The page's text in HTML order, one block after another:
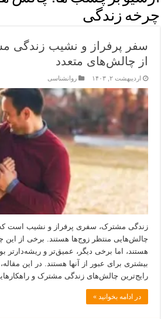
چرخه زندگی
سفر پرفراز و نشیب زندگی
از چالش‌های متعدد
اردیبهشت ۲, ۱۴۰۳ روانشناسی
زندگی مشترک، سفری پرفراز و نشیب است که
چالش‌هایی منتظر زوج‌ها هستند. برخی از این
هستند، اما برخی دیگر، عمیق‌تر و ریشه‌دارتر
بیشتری برای عبور از آنها هستند. در این
رایج‌ترین چالش‌های زندگی مشترک و
در ادامه بخوانید »